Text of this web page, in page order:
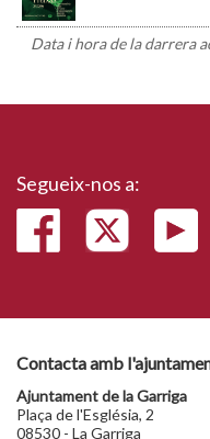
Data i hora de la darrera
Segueix-nos a:
Contacta amb
Ajuntament de la Garriga
Plaça de l'Església, 2
08530 - La Garriga